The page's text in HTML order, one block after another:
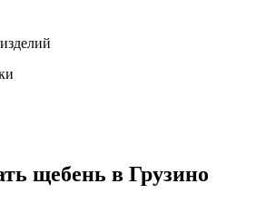
щебень в Грузино